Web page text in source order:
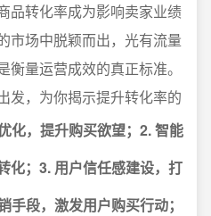
品转化率成为影响卖家业绩
市场中脱颖而出，光有流量
量运营成效的真正标准。
发，为你揭示提升转化率的
化，提升购买欲望；2. 智能
化；3. 用户信任感建设，打
手段，激发用户购买行动；